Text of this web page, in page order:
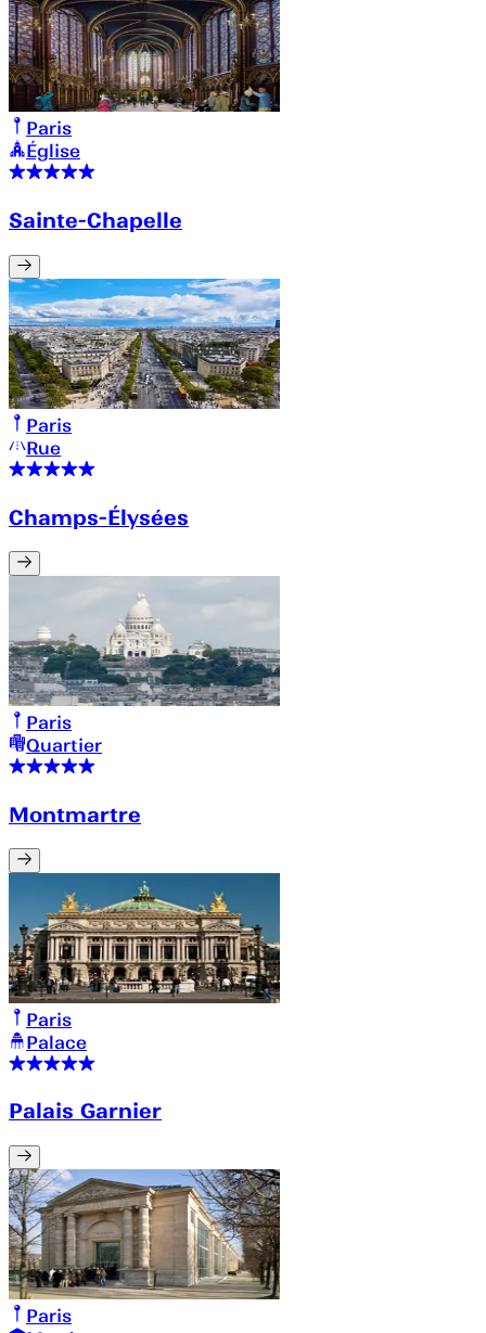
Paris
Église
Sainte-Chapelle
Paris
Rue
Champs-Élysées
Paris
Quartier
Montmartre
Paris
Palace
Palais Garnier
Paris